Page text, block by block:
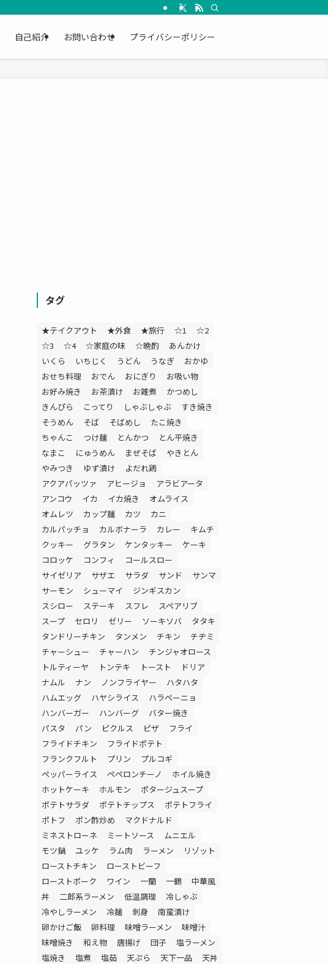
自己紹介 お問い合わせ プライバシーポリシー
タグ
★テイクアウト ★外食 ★旅行 ☆1
☆2
☆3
☆4 ☆家庭の味 ☆晩酌
あんかけ
いくら
いちじく うどん うなぎ
おかゆ
おせち料理
おでん おにぎり
お吸い物
お好み焼き
お茶漬け お雑煮
かつめし
きんぴら
こってり しゃぶしゃぶ
すき焼き
そうめん
そば そばめし
たこ焼き
ちゃんこ
つけ麺 とんかつ
とん平焼き
なまこ
にゅうめん まぜそば
やきとん
やみつき
ゆず漬け
よだれ鶏
アクアパッツァ
アヒージョ
アラビアータ
アンコウ
イカ イカ焼き
オムライス
オムレツ
カップ麺 カツ
カニ
カルパッチョ
カルボナーラ カレー
キムチ
クッキー
グラタン ケンタッキー
ケーキ
コロッケ
コンフィ
コールスロー
サイゼリア
サザエ サラダ サンド
サンマ
サーモン
シューマイ
ジンギスカン
スシロー
ステーキ スフレ
スペアリブ
スープ
セロリ ゼリー ソーキソバ
タタキ
タンドリーチキン
タンメン チキン
チヂミ
チャーシュー
チャーハン
チンジャオロース
トルティーヤ
トンテキ トースト
ドリア
ナムル
ナン ノンフライヤー
ハタハタ
ハムエッグ
ハヤシライス
ハラペーニョ
ハンバーガー
ハンバーグ
バター焼き
パスタ
パン ピクルス ピザ
フライ
フライドチキン
フライドポテト
フランクフルト
プリン
プルコギ
ペッパーライス
ペペロンチーノ
ホイル焼き
ホットケーキ
ホルモン
ポタージュスープ
ポテトサラダ
ポテトチップス
ポテトフライ
ポトフ
ポン酢炒め
マクドナルド
ミネストローネ
ミートソース
ムニエル
モツ鍋
ユッケ ラム肉 ラーメン
リゾット
ローストチキン
ローストビーフ
ローストポーク
ワイン 一蘭 一鶴
中華風
丼
二郎系ラーメン 低温調理
冷しゃぶ
冷やしラーメン
冷麺 刺身
南蛮漬け
卵かけご飯
卵料理 味噌ラーメン
味噌汁
味噌焼き
和え物 唐揚げ 団子
塩ラーメン
塩焼き
塩煮 塩茹 天ぷら 天下一品
天丼